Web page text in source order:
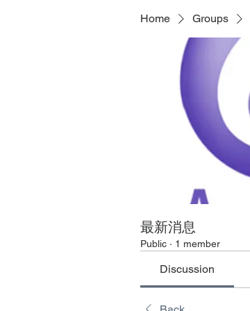
Home Groups
最新消息
Public · 1 member
Discussion